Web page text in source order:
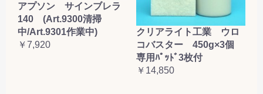
アプソン サインブレラ
140 (Art.9300清掃
中/Art.9301作業中)
￥7,920
クリアライト工業 ウロ
コバスター 450g×3個
専用ﾊﾟｯﾄﾞ3枚付
￥14,850